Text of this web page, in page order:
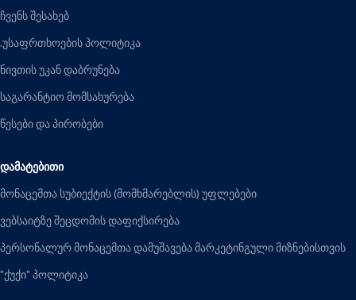
ჩვენს შესახებ
.უსაფრთხოების პოლიტიკა
ნივთის უკან დაბრუნება
საგარანტიო მომსახურება
წესები და პირობები
ᲓᲐᲛᲐᲢᲔᲑᲘᲗᲘ
მონაცემთა სუბიექტის (მომხმარებლის) უფლებები
ვებსაიტზე შეცდომის დაფიქსირება
პერსონალურ მონაცემთა დამუშავება მარკეტინგული მიზნებისთვის
"ქუქი" პოლიტიკა